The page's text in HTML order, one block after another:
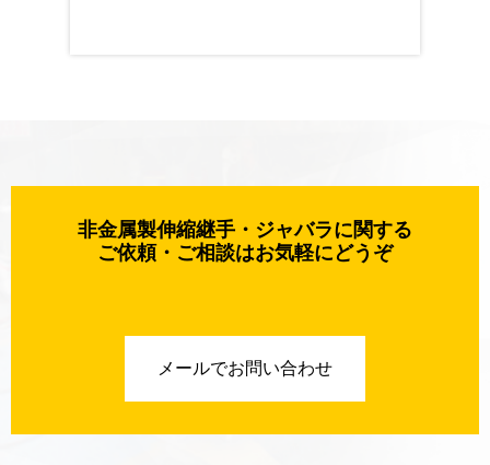
非金属製伸縮継手・ジャバラに関する
ご依頼・ご相談はお気軽にどうぞ
メールでお問い合わせ